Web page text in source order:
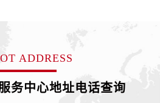
ADDRESS
务中心地址电话查询